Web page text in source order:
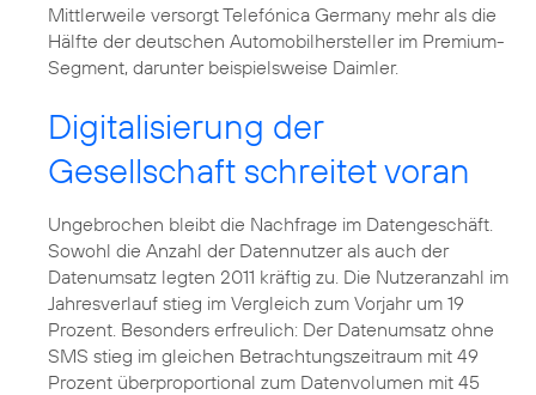
Mittlerweile versorgt Telefónica Germany mehr als die
Hälfte der deutschen Automobilhersteller im Premium-
Segment, darunter beispielsweise Daimler.
Digitalisierung der
Gesellschaft schreitet voran
Ungebrochen bleibt die Nachfrage im Datengeschäft.
Sowohl die Anzahl der Datennutzer als auch der
Datenumsatz legten 2011 kräftig zu. Die Nutzeranzahl im
Jahresverlauf stieg im Vergleich zum Vorjahr um 19
Prozent. Besonders erfreulich: Der Datenumsatz ohne
SMS stieg im gleichen Betrachtungszeitraum mit 49
Prozent überproportional zum Datenvolumen mit 45